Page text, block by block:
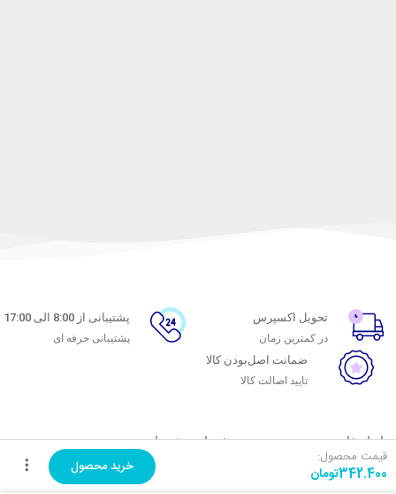
قیمت محصول:
تومان342.400 خرید محصول
تحویل اکسپرس
در کمترین زمان
پشتیبانی از 8:00 الی 17:00
پشتیبانی حرفه ای
ضمانت اصل‌بودن کالا
تایید اصالت کالا
با ماه خانوم
اتاق خبر ماه خانوم
خدمات مشتریان
پاسخ به پرسش‌های متداول